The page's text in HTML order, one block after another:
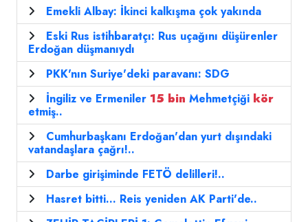
Emekli Albay: İkinci kalkışma çok yakında
Eski Rus istihbaratçı: Rus uçağını düşürenler
Erdoğan düşmanıydı
PKK'nın Suriye'deki paravanı: SDG
İngiliz ve Ermeniler 15 bin Mehmetçiği kör
etmiş..
Cumhurbaşkanı Erdoğan'dan yurt dışındaki
vatandaşlara çağrı!..
Darbe girişiminde FETÖ delilleri!..
Hasret bitti... Reis yeniden AK Parti'de..